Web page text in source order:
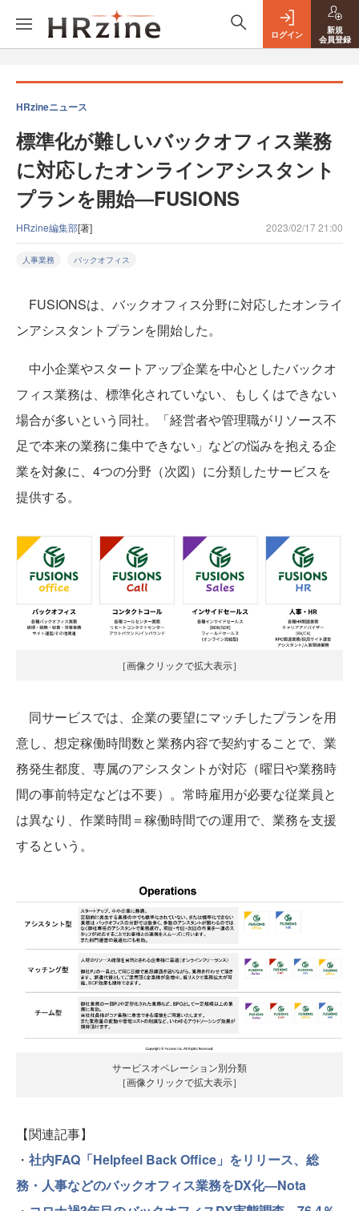
ログイン
新規
会員登録
HRzineニュース
標準化が難しいバックオフィス業務
に対応したオンラインアシスタント
プランを開始―FUSIONS
HRzine編集部[著] 2023/02/17 21:00
人事業務 バックオフィス
FUSIONSは、バックオフィス分野に対応したオンライ
ンアシスタントプランを開始した。
中小企業やスタートアップ企業を中心としたバックオ
フィス業務は、標準化されていない、もしくはできない
場合が多いという同社。「経営者や管理職がリソース不
足で本来の業務に集中できない」などの悩みを抱える企
業を対象に、4つの分野（次図）に分類したサービスを
提供する。
［画像クリックで拡大表示］
同サービスでは、企業の要望にマッチしたプランを用
意し、想定稼働時間数と業務内容で契約することで、業
務発生都度、専属のアシスタントが対応（曜日や業務時
間の事前特定などは不要）。常時雇用が必要な従業員と
は異なり、作業時間＝稼働時間での運用で、業務を支援
するという。
サービスオペレーション別分類
［画像クリックで拡大表示］
【関連記事】
・ 社内FAQ「Helpfeel Back Office」をリリース、総
務・人事などのバックオフィス業務をDX化―Nota